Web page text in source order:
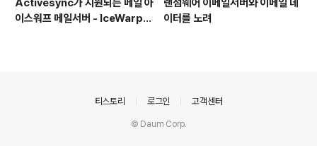
Activesync가 지원되는 메일 아
이스워프 메일서버 - IceWarp
랜섬웨어 이메일서버와 이메일 데
이터를 노려
티스토리 로그인 고객센터
© Daum Corp.